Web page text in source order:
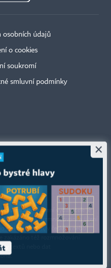
osobních údajů
o cookies
soukromí
smluvní podmínky
písemného svolení vydavatele je
zejména rozmnožování a šíření
elektronickým, v českém nebo
textů nebo dat
×